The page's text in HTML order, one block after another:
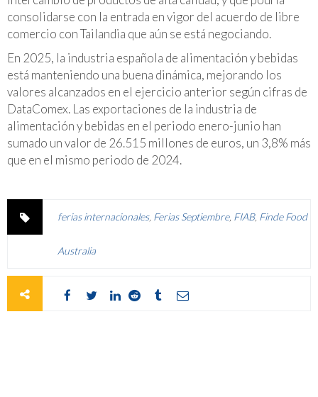
consolidarse con la entrada en vigor del acuerdo de libre
comercio con Tailandia que aún se está negociando.
En 2025, la industria española de alimentación y bebidas
está manteniendo una buena dinámica, mejorando los
valores alcanzados en el ejercicio anterior según cifras de
DataComex. Las exportaciones de la industria de
alimentación y bebidas en el periodo enero-junio han
sumado un valor de 26.515 millones de euros, un 3,8% más
que en el mismo periodo de 2024.
ferias internacionales, Ferias Septiembre, FIAB, Finde Food
Australia